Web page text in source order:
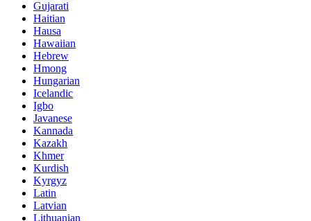
Gujarati
Haitian
Hausa
Hawaiian
Hebrew
Hmong
Hungarian
Icelandic
Igbo
Javanese
Kannada
Kazakh
Khmer
Kurdish
Kyrgyz
Latin
Latvian
Lithuanian